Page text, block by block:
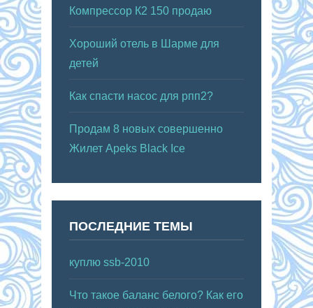
Компрессор К2 150 продаю
Хороший отель в Шарме для
детей
Как спасти насос для рпп2?
Продам 8 новых совершенно
Жилет Apeks Black Ice
ПОСЛЕДНИЕ ТЕМЫ
куплю ssb-2010
Что такое баланс белого? Как его